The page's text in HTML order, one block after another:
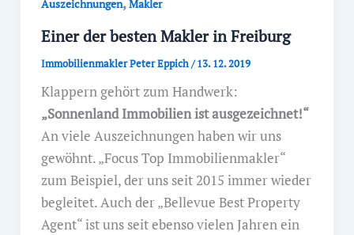
Auszeichnungen Makler
Einer der besten Makler in Freiburg
Immobilienmakler Peter Eppich/13. 12. 2019
Klappern gehört zum Handwerk:
„Sonnenland Immobilien ist ausgezeichnet!“
An viele Auszeichnungen haben wir uns
gewöhnt. „Focus Top Immobilienmakler“
zum Beispiel, der uns seit 2015 immer wieder
begleitet. Auch der „Bellevue Best Property
Agent“ ist uns seit ebenso vielen Jahren ein